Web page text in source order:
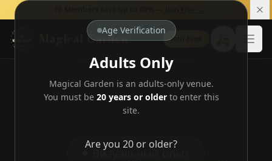
Age Verification
Adults Only
Magical Garden is an adults-only venue.
You must be 20 years or olderto enter this
site.
Are you 20 or older?
Magical Garden Join Free
Визуальный опыт